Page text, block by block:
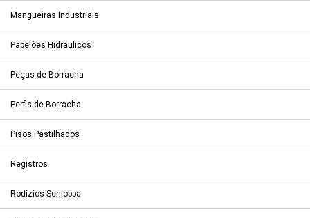
Mangueiras Industriais
Papelões Hidráulicos
Peças de Borracha
Perfis de Borracha
Pisos Pastilhados
Registros
Rodízios Schioppa